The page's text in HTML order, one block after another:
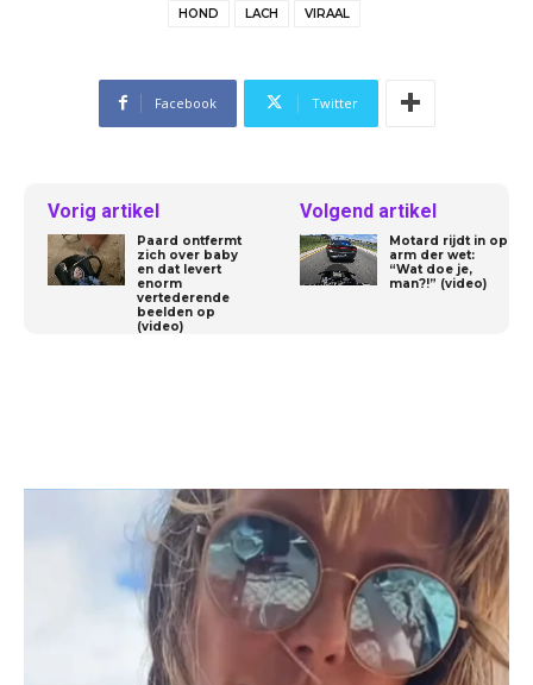
HOND LACH VIRAAL
Facebook Twitter
Vorig artikel
Paard ontfermt
zich over baby
en dat levert
enorm
vertederende
beelden op
(video)
Volgend artikel
Motard rijdt in op
arm der wet:
“Wat doe je,
man?!” (video)